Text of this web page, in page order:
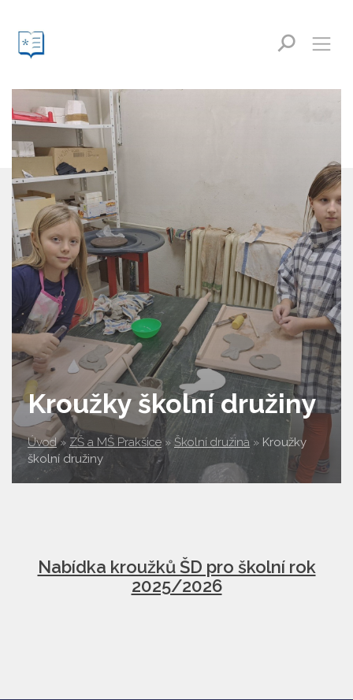
Kroužky školní družiny
Úvod » ZŠ a MŠ Prakšice » Školní družina » Kroužky
školní družiny
Nabídka kroužků ŠD pro školní rok
2025/2026